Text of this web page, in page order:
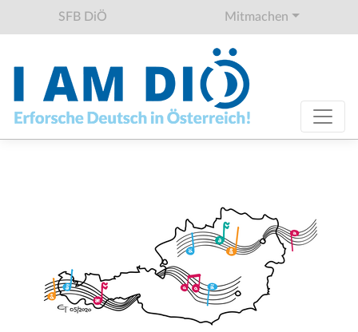
SFB DiÖ Mitmachen